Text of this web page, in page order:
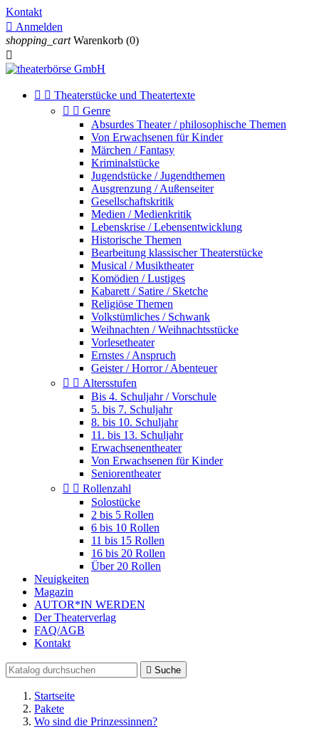
Kontakt
 Anmelden
shopping_cart Warenkorb (0)

  Theaterstücke und Theatertexte
  Genre
Absurdes Theater / philosophische Themen
Von Erwachsenen für Kinder
Märchen / Fantasy
Kriminalstücke
Jugendstücke / Jugendthemen
Ausgrenzung / Außenseiter
Gesellschaftskritik
Medien / Medienkritik
Lebenskrise / Lebensentwicklung
Historische Themen
Bearbeitung klassischer Theaterstücke
Musical / Musiktheater
Komödien / Lustiges
Kabarett / Satire / Sketche
Religiöse Themen
Volkstümliches / Schwank
Weihnachten / Weihnachtsstücke
Vorlesetheater
Ernstes / Anspruch
Geister / Horror / Abenteuer
  Altersstufen
Bis 4. Schuljahr / Vorschule
5. bis 7. Schuljahr
8. bis 10. Schuljahr
11. bis 13. Schuljahr
Erwachsenentheater
Von Erwachsenen für Kinder
Seniorentheater
  Rollenzahl
Solostücke
2 bis 5 Rollen
6 bis 10 Rollen
11 bis 15 Rollen
16 bis 20 Rollen
Über 20 Rollen
Neuigkeiten
Magazin
AUTOR*IN WERDEN
Der Theaterverlag
FAQ/AGB
Kontakt
 Suche
Startseite
Pakete
Wo sind die Prinzessinnen?